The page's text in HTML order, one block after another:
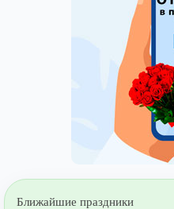
Ближайшие праздники